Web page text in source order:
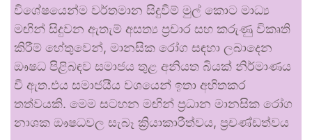
විශේෂයෙන්ම වර්තමාන සිදුවීම් මුල් කොට මාධ්‍ය
මඟින් සිදුවන ඇතැම් අසත්‍ය ප්‍රචාර සහ කරුණු විකෘති
කිරීම් හේතුවෙන්, මානසික රෝග සඳහා ලබාදෙන
ඖෂධ පිළිබඳව සමාජය තුළ අනියත බියක් නිර්මාණය
වී ඇත.එය සමාජයීය වශයෙන් ඉතා අහිතකර
තත්වයකි. මෙම සටහන මඟින් ප්‍රධාන මානසික රෝග
නාශක ඖෂධවල සැබෑ ක්‍රියාකාරීත්වය, ප්‍රචණ්ඩත්වය